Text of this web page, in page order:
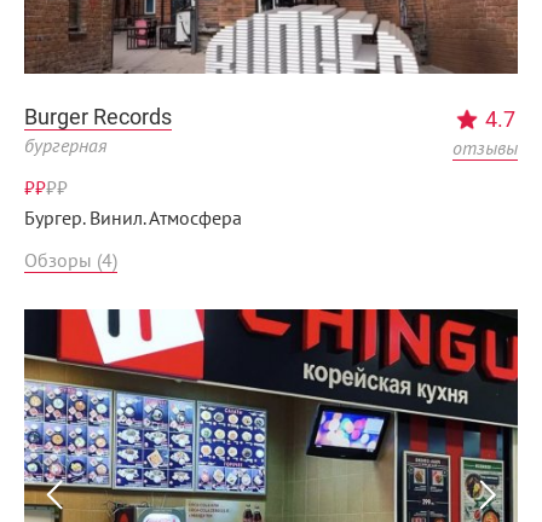
Burger Records
бургерная
4.7
отзывы
₽₽₽₽
Бургер. Винил. Атмосфера
Обзоры (4)